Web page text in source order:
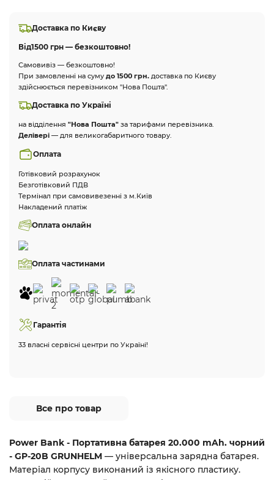
Доставка по Києву
Від1500 грн — безкоштовно!
Самовивіз — безкоштовно!
При замовленні на суму до 1500 грн. доставка по Києву
здійснюється перевізником "Нова Пошта".
Доставка по Україні
на відділення "Нова Пошта" за тарифами перевізника.
Делівері — для великогабаритного товару.
Оплата
Готівковий розрахунок
Безготівковий ПДВ
Термінал при самовивезенні з м.Київ
Накладений платіж
Оплата онлайн
Оплата частинами
Гарантія
33 власні сервісні центри по Україні!
Все про товар
Power Bank - Портативна батарея 20.000 mAh. чорний
- GP-20B GRUNHELM — універсальна зарядна батарея.
Матеріал корпусу виконаний із якісного пластику.